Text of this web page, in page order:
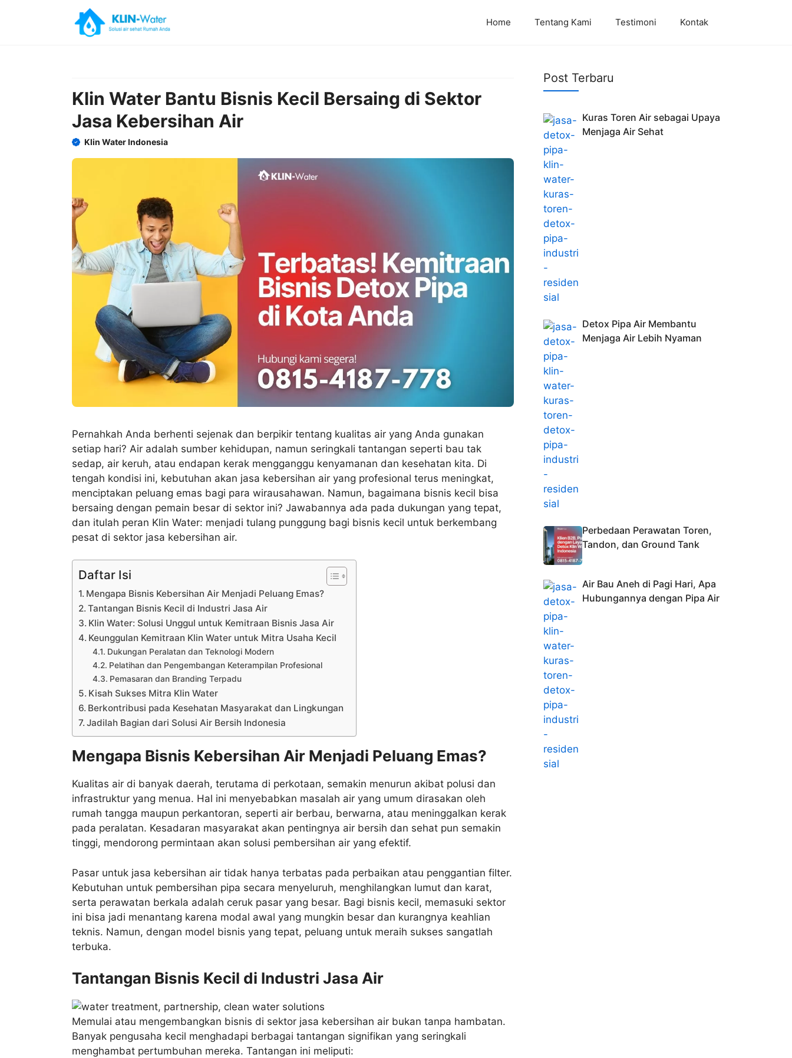
Home Tentang Kami Testimoni Kontak
Klin Water Bantu Bisnis Kecil Bersaing di Sektor
Jasa Kebersihan Air
Klin Water Indonesia
Pernahkah Anda berhenti sejenak dan berpikir tentang kualitas air yang Anda gunakan
setiap hari? Air adalah sumber kehidupan, namun seringkali tantangan seperti bau tak
sedap, air keruh, atau endapan kerak mengganggu kenyamanan dan kesehatan kita. Di
tengah kondisi ini, kebutuhan akan jasa kebersihan air yang profesional terus meningkat,
menciptakan peluang emas bagi para wirausahawan. Namun, bagaimana bisnis kecil bisa
bersaing dengan pemain besar di sektor ini? Jawabannya ada pada dukungan yang tepat,
dan itulah peran Klin Water: menjadi tulang punggung bagi bisnis kecil untuk berkembang
pesat di sektor jasa kebersihan air.
Daftar Isi
Mengapa Bisnis Kebersihan Air Menjadi Peluang Emas?
Tantangan Bisnis Kecil di Industri Jasa Air
Klin Water: Solusi Unggul untuk Kemitraan Bisnis Jasa Air
Keunggulan Kemitraan Klin Water untuk Mitra Usaha Kecil
Dukungan Peralatan dan Teknologi Modern
Pelatihan dan Pengembangan Keterampilan Profesional
Pemasaran dan Branding Terpadu
Kisah Sukses Mitra Klin Water
Berkontribusi pada Kesehatan Masyarakat dan Lingkungan
Jadilah Bagian dari Solusi Air Bersih Indonesia
Mengapa Bisnis Kebersihan Air Menjadi Peluang Emas?
Kualitas air di banyak daerah, terutama di perkotaan, semakin menurun akibat polusi dan
infrastruktur yang menua. Hal ini menyebabkan masalah air yang umum dirasakan oleh
rumah tangga maupun perkantoran, seperti air berbau, berwarna, atau meninggalkan kerak
pada peralatan. Kesadaran masyarakat akan pentingnya air bersih dan sehat pun semakin
tinggi, mendorong permintaan akan solusi pembersihan air yang efektif.
Pasar untuk jasa kebersihan air tidak hanya terbatas pada perbaikan atau penggantian filter.
Kebutuhan untuk pembersihan pipa secara menyeluruh, menghilangkan lumut dan karat,
serta perawatan berkala adalah ceruk pasar yang besar. Bagi bisnis kecil, memasuki sektor
ini bisa jadi menantang karena modal awal yang mungkin besar dan kurangnya keahlian
teknis. Namun, dengan model bisnis yang tepat, peluang untuk meraih sukses sangatlah
terbuka.
Tantangan Bisnis Kecil di Industri Jasa Air
Memulai atau mengembangkan bisnis di sektor jasa kebersihan air bukan tanpa hambatan.
Banyak pengusaha kecil menghadapi berbagai tantangan signifikan yang seringkali
menghambat pertumbuhan mereka. Tantangan ini meliputi:
Post Terbaru
Kuras Toren Air sebagai Upaya
Menjaga Air Sehat
Detox Pipa Air Membantu
Menjaga Air Lebih Nyaman
Perbedaan Perawatan Toren,
Tandon, dan Ground Tank
Air Bau Aneh di Pagi Hari, Apa
Hubungannya dengan Pipa Air